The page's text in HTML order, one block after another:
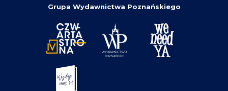
Grupa Wydawnictwa Poznańskiego